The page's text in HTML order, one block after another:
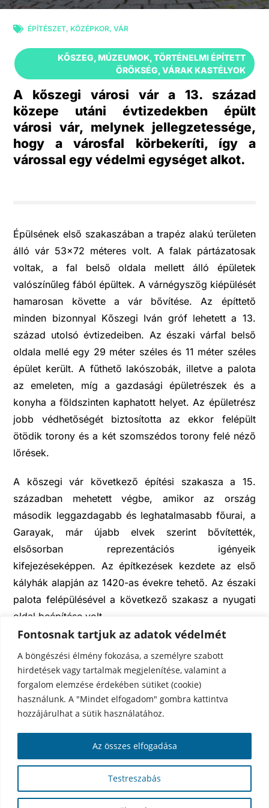
Fontosnak tartjuk az adatok védelmét
A böngészési élmény fokozása, a személyre szabott
hirdetések vagy tartalmak megjelenítése, valamint a
forgalom elemzése érdekében sütiket (cookie)
használunk. A "Mindet elfogadom" gombra kattintva
hozzájárulhat a sütik használatához.
Testreszabás
Az összes elfogadása
ÉPÍTÉSZET,KÖZÉPKOR,VÁR
KŐSZEG,MÚZEUMOK,TÖRTÉNELMI ÉPÍTETT
ÖRÖKSÉG,VÁRAK KASTÉLYOK
A kőszegi városi vár a 13. század
közepe utáni évtizedekben épült
városi vár, melynek jellegzetessége,
hogy a városfal körbekeríti, így a
várossal egy védelmi egységet alkot.
Épülsének első szakaszában a trapéz alakú területen
álló vár 53×72 méteres volt. A falak pártázatosak
voltak, a fal belső oldala mellett álló épületek
valószínűleg fából épültek. A várnégyszög kiépülését
hamarosan követte a vár bővítése. Az építtető
minden bizonnyal Kőszegi Iván gróf lehetett a 13.
század utolsó évtizedeiben. Az északi várfal belső
oldala mellé egy 29 méter széles és 11 méter széles
épület került. A fűthető lakószobák, illetve a palota
az emeleten, míg a gazdasági épületrészek és a
konyha a földszinten kaphatott helyet. Az épületrész
jobb védhetőségét biztosította az ekkor felépült
ötödik torony és a két szomszédos torony felé néző
lőrések.
A kőszegi vár következő építési szakasza a 15.
században mehetett végbe, amikor az ország
második leggazdagabb és leghatalmasabb főurai, a
Garayak, már újabb elvek szerint bővítették,
elsősorban reprezentációs igényeik
kifejezéseképpen. Az építkezések kezdete az első
kályhák alapján az 1420-as évekre tehető. Az északi
palota felépülésével a következő szakasz a nyugati
oldal beépítése volt.
Frigyes zálogbirtoka volt, így sűrűn váltották
egymást a zálogbirtokosok. 1586-tól a Széchy-
család kapta az uradalom zálogát. Az Esterházyak
1695-től 1932-ig voltak a vár birtokosai. Az vár és
Magyarországon elterülő birtok komplexumukat
egészítették ki. Ebben az időszakban a vár mint
uradalmuk központja funkcionált. A vár újkori
történetében legjelentősebb esemény az 1777-es